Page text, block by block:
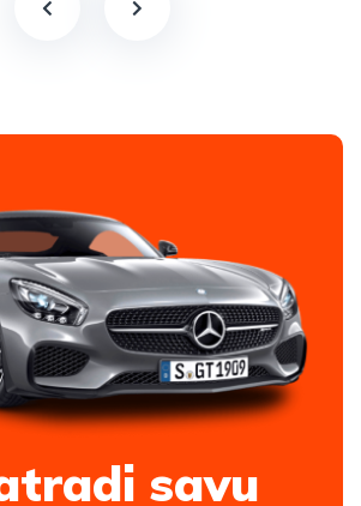
savu